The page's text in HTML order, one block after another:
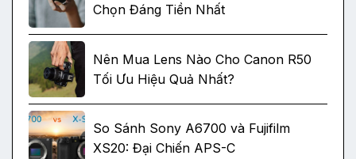
Chọn Đáng Tiền Nhất
Nên Mua Lens Nào Cho Canon R50
Tối Ưu Hiệu Quả Nhất?
So Sánh Sony A6700 và Fujifilm
XS20: Đại Chiến APS-C